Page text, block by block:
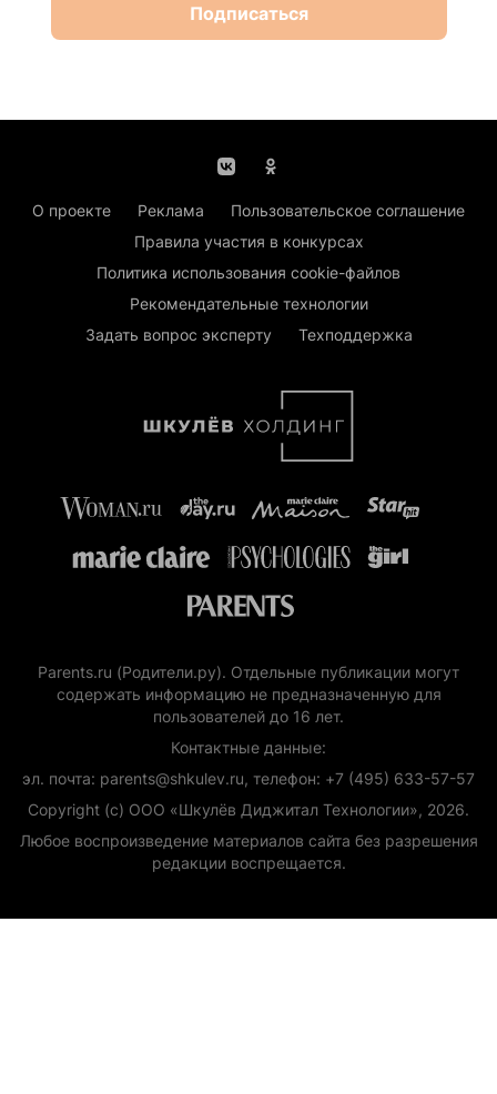
Подписаться
О проекте Реклама
Пользовательское соглашение
Правила участия в конкурсах
Политика использования cookie-файлов
Рекомендательные технологии
Задать вопрос эксперту
Техподдержка
Parents.ru (Родители.ру). Отдельные публикации могут
содержать информацию не предназначенную для
пользователей до 16 лет.
Контактные данные:
эл. почта: parents@shkulev.ru, телефон: +7 (495) 633-57-57
Copyright (с) ООО «Шкулёв Диджитал Технологии», 2026.
Любое воспроизведение материалов сайта без разрешения
редакции воспрещается.